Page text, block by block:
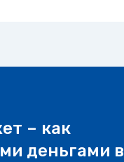
– как
деньгами в